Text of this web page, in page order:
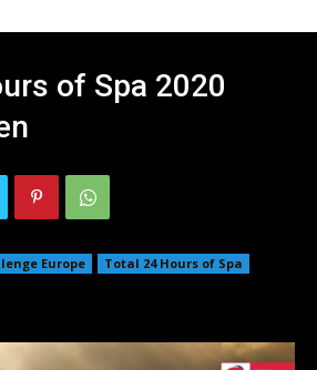
of Spa 2020
Europe
Total 24 Hours of Spa